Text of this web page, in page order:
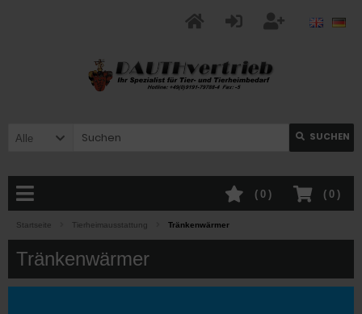
Alle SUCHEN
( 0 )
( 0 )
Startseite Tierheimausstattung Tränkenwärmer
Tränkenwärmer